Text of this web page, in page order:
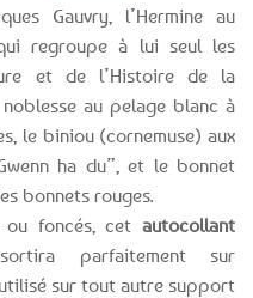
Gauvry, l’Hermine au
regroupe à lui seul les
et de l’Histoire de la
au pelage blanc à
le biniou (cornemuse) aux
ha du”, et le bonnet
bonnets rouges.
foncés, cet autocollant
parfaitement sur
sur tout autre support